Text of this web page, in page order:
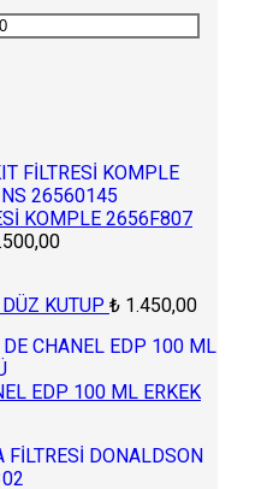
KOMPLE 2656F807
KUTUP ₺ 1.450,00
EDP 100 ML ERKEK